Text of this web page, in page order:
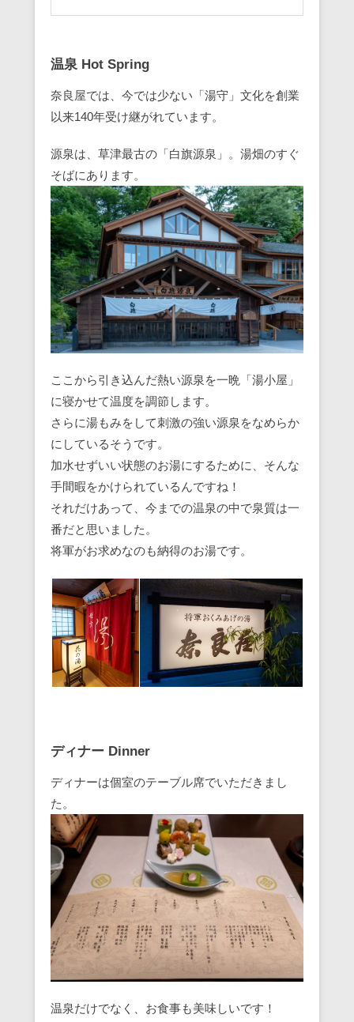
温泉 Hot Spring
奈良屋では、今では少ない「湯守」文化を創業
以来140年受け継がれています。
源泉は、草津最古の「白旗源泉」。湯畑のすぐ
そばにあります。
ここから引き込んだ熱い源泉を一晩「湯小屋」
に寝かせて温度を調節します。
さらに湯もみをして刺激の強い源泉をなめらか
にしているそうです。
加水せずいい状態のお湯にするために、そんな
手間暇をかけられているんですね！
それだけあって、今までの温泉の中で泉質は一
番だと思いました。
将軍がお求めなのも納得のお湯です。
ディナー Dinner
ディナーは個室のテーブル席でいただきまし
た。
温泉だけでなく、お食事も美味しいです！